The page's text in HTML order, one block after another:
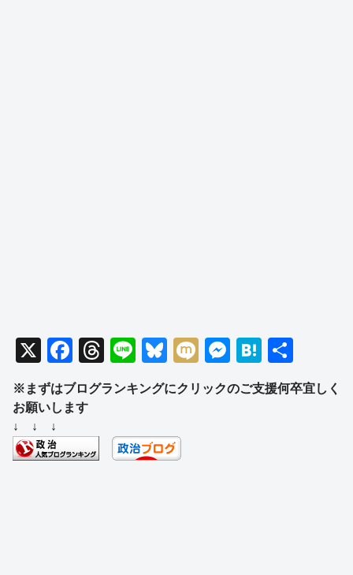
X
F
a
c
b
T
hr
e
d
Li
n
e
Bl
e
y
M
ixi
M
ss
H
at
e
有
※まずはブログランキングにクリックのご支援何卒宜しく
お願いします
↓ ↓ ↓